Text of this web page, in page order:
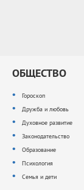
ОБЩЕСТВО
Гороскоп
Дружба и любовь
Духовное развитие
Законодательство
Образование
Психология
Семья и дети